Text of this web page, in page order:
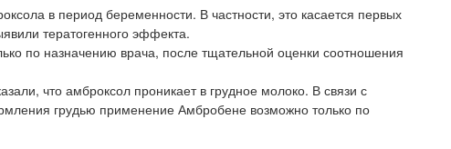
в период беременности. В частности, это касается первых
тератогенного эффекта.
по назначению врача, после тщательной оценки соотношения
что амброксол проникает в грудное молоко. В связи с
грудью применение Амбробене возможно только по